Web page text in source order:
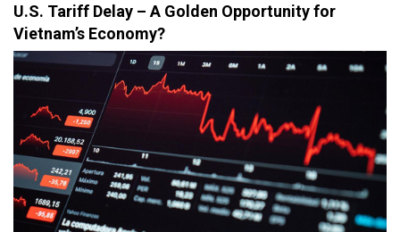
U.S. Tariff Delay – A Golden Opportunity for
Vietnam’s Economy?